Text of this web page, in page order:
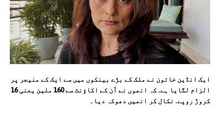
ایک انڈین خاتون نے ملک کے بڑے بینکوں میں سے ایک کے منیجر پر
الزام لگایا ہے. کہ انھوں نے اُن کے اکاؤنٹ سے 160 ملین یعنی 16
کروڑ روپے. نکال کر انھیں دھوکہ دیا۔